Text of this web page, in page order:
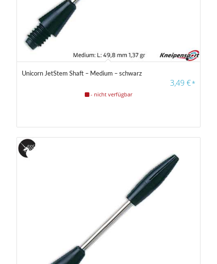
Unicorn JetStem Shaft – Medium – schwarz
3,49€*
- nicht verfügbar